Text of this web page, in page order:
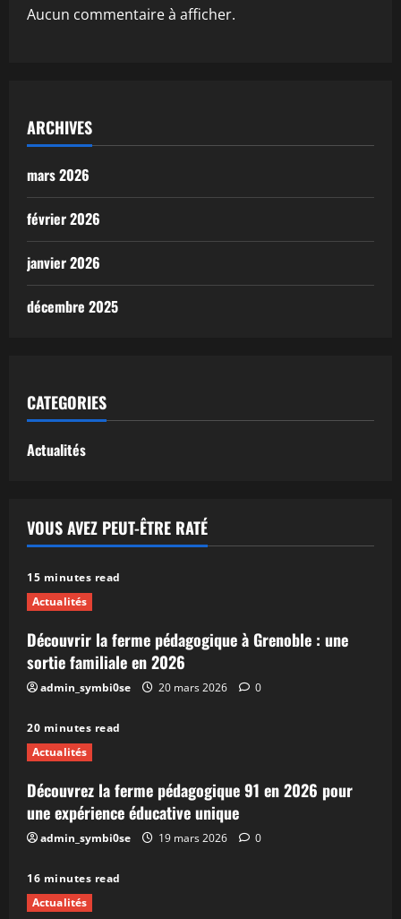
Aucun commentaire à afficher.
ARCHIVES
mars 2026
février 2026
janvier 2026
décembre 2025
CATEGORIES
Actualités
VOUS AVEZ PEUT-ÊTRE RATÉ
15 minutes read
Actualités
Découvrir la ferme pédagogique à Grenoble : une
sortie familiale en 2026
admin_symbi0se 20 mars 2026 0
20 minutes read
Actualités
Découvrez la ferme pédagogique 91 en 2026 pour
une expérience éducative unique
admin_symbi0se 19 mars 2026 0
16 minutes read
Actualités